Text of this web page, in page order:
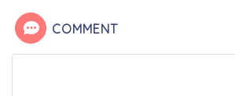
COMMENT